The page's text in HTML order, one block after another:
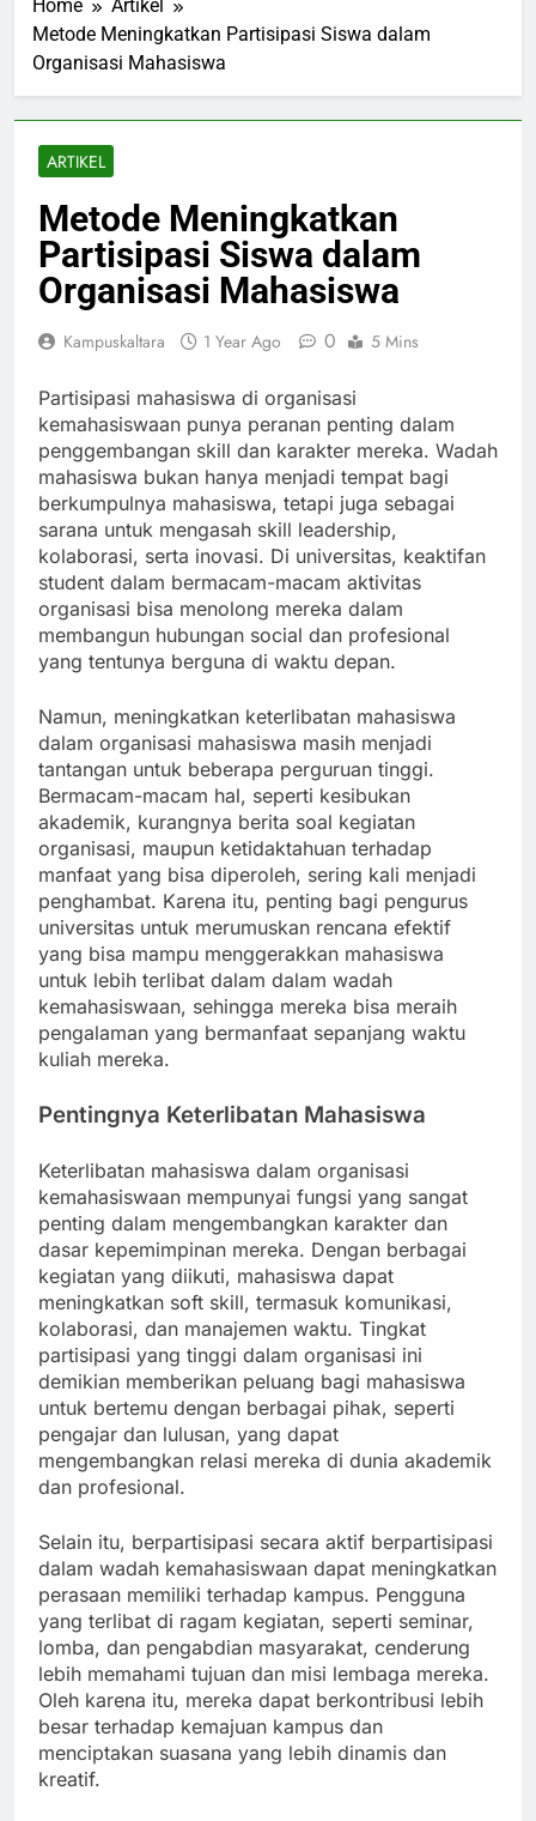
Home
Artikel
Metode Meningkatkan Partisipasi Siswa dalam
Organisasi Mahasiswa
ARTIKEL
Metode Meningkatkan
Partisipasi Siswa dalam
Organisasi Mahasiswa
Kampuskaltara 1 Year Ago 0 5 Mins
Partisipasi mahasiswa di organisasi
kemahasiswaan punya peranan penting dalam
penggembangan skill dan karakter mereka. Wadah
mahasiswa bukan hanya menjadi tempat bagi
berkumpulnya mahasiswa, tetapi juga sebagai
sarana untuk mengasah skill leadership,
kolaborasi, serta inovasi. Di universitas, keaktifan
student dalam bermacam-macam aktivitas
organisasi bisa menolong mereka dalam
membangun hubungan social dan profesional
yang tentunya berguna di waktu depan.
Namun, meningkatkan keterlibatan mahasiswa
dalam organisasi mahasiswa masih menjadi
tantangan untuk beberapa perguruan tinggi.
Bermacam-macam hal, seperti kesibukan
akademik, kurangnya berita soal kegiatan
organisasi, maupun ketidaktahuan terhadap
manfaat yang bisa diperoleh, sering kali menjadi
penghambat. Karena itu, penting bagi pengurus
universitas untuk merumuskan rencana efektif
yang bisa mampu menggerakkan mahasiswa
untuk lebih terlibat dalam dalam wadah
kemahasiswaan, sehingga mereka bisa meraih
pengalaman yang bermanfaat sepanjang waktu
kuliah mereka.
Pentingnya Keterlibatan Mahasiswa
Keterlibatan mahasiswa dalam organisasi
kemahasiswaan mempunyai fungsi yang sangat
penting dalam mengembangkan karakter dan
dasar kepemimpinan mereka. Dengan berbagai
kegiatan yang diikuti, mahasiswa dapat
meningkatkan soft skill, termasuk komunikasi,
kolaborasi, dan manajemen waktu. Tingkat
partisipasi yang tinggi dalam organisasi ini
demikian memberikan peluang bagi mahasiswa
untuk bertemu dengan berbagai pihak, seperti
pengajar dan lulusan, yang dapat
mengembangkan relasi mereka di dunia akademik
dan profesional.
Selain itu, berpartisipasi secara aktif berpartisipasi
dalam wadah kemahasiswaan dapat meningkatkan
perasaan memiliki terhadap kampus. Pengguna
yang terlibat di ragam kegiatan, seperti seminar,
lomba, dan pengabdian masyarakat, cenderung
lebih memahami tujuan dan misi lembaga mereka.
Oleh karena itu, mereka dapat berkontribusi lebih
besar terhadap kemajuan kampus dan
menciptakan suasana yang lebih dinamis dan
kreatif.